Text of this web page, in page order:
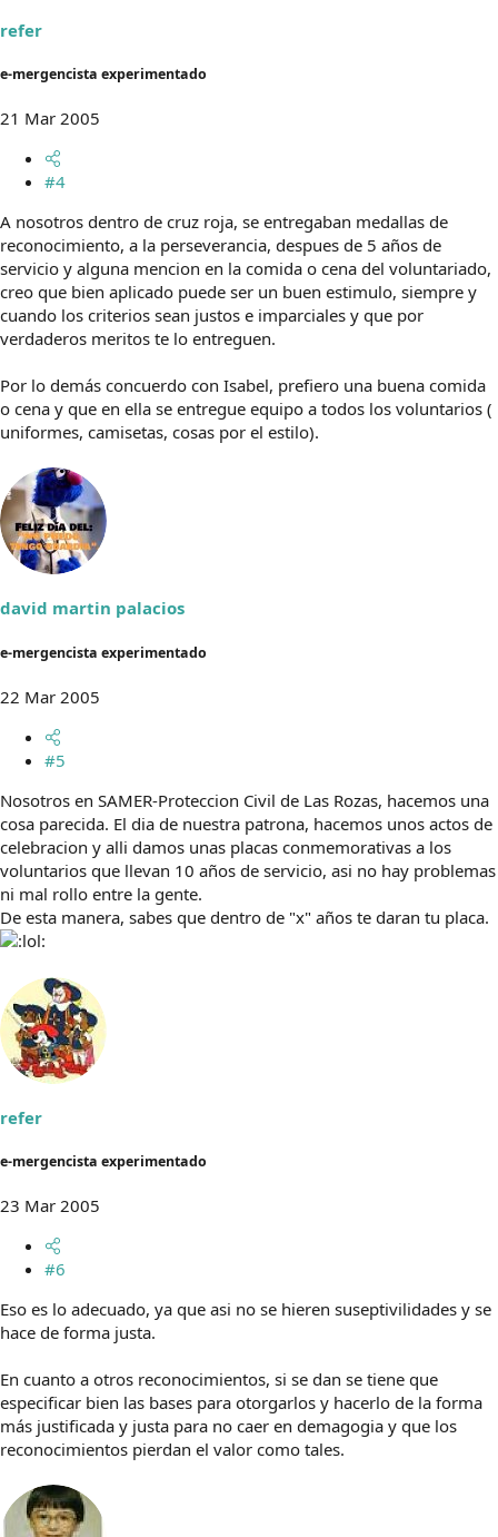
refer
e-mergencista experimentado
21 Mar 2005
#4
A nosotros dentro de cruz roja, se entregaban medallas de
reconocimiento, a la perseverancia, despues de 5 años de
servicio y alguna mencion en la comida o cena del voluntariado,
creo que bien aplicado puede ser un buen estimulo, siempre y
cuando los criterios sean justos e imparciales y que por
verdaderos meritos te lo entreguen.
Por lo demás concuerdo con Isabel, prefiero una buena comida
o cena y que en ella se entregue equipo a todos los voluntarios (
uniformes, camisetas, cosas por el estilo).
david martin palacios
e-mergencista experimentado
22 Mar 2005
#5
Nosotros en SAMER-Proteccion Civil de Las Rozas, hacemos una
cosa parecida. El dia de nuestra patrona, hacemos unos actos de
celebracion y alli damos unas placas conmemorativas a los
voluntarios que llevan 10 años de servicio, asi no hay problemas
ni mal rollo entre la gente.
De esta manera, sabes que dentro de "x" años te daran tu placa.
refer
e-mergencista experimentado
23 Mar 2005
#6
Eso es lo adecuado, ya que asi no se hieren suseptivilidades y se
hace de forma justa.
En cuanto a otros reconocimientos, si se dan se tiene que
especificar bien las bases para otorgarlos y hacerlo de la forma
más justificada y justa para no caer en demagogia y que los
reconocimientos pierdan el valor como tales.